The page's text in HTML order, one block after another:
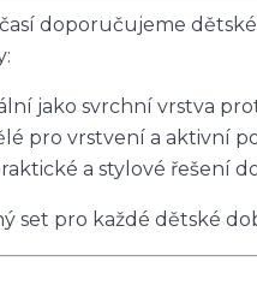
doporučujeme
jako svrchní vrstva
pro vrstvení a aktivní
a stylové řešení
set pro každé dětské